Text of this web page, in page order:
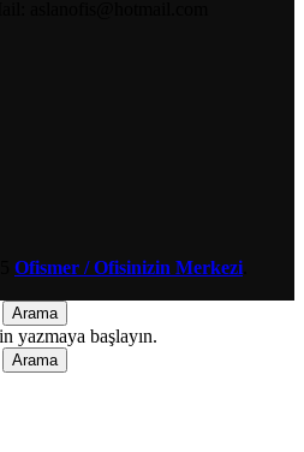
Ofismer / Ofisinizin Merkezi
Arama
yazmaya başlayın.
Arama